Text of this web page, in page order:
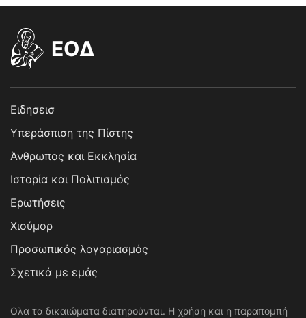
EOΔ
Ειδησεισ
Υπεράσπιση της Πίστης
Άνθρωπος και Εκκλησία
Ιστορία και Πολιτισμός
Ερωτήσεις
Χιούμορ
Προσωπικός λογαριασμός
Σχετικά με εμάς
Ολα τα δικαιώματα διατηρούνται. Η χρήση και η παραπομπή